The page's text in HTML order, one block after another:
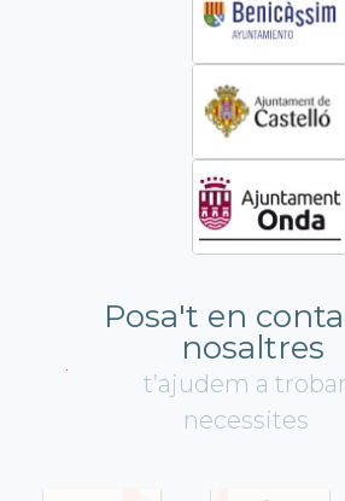
Posa't en
nosaltres
t’ajudem a
necessites